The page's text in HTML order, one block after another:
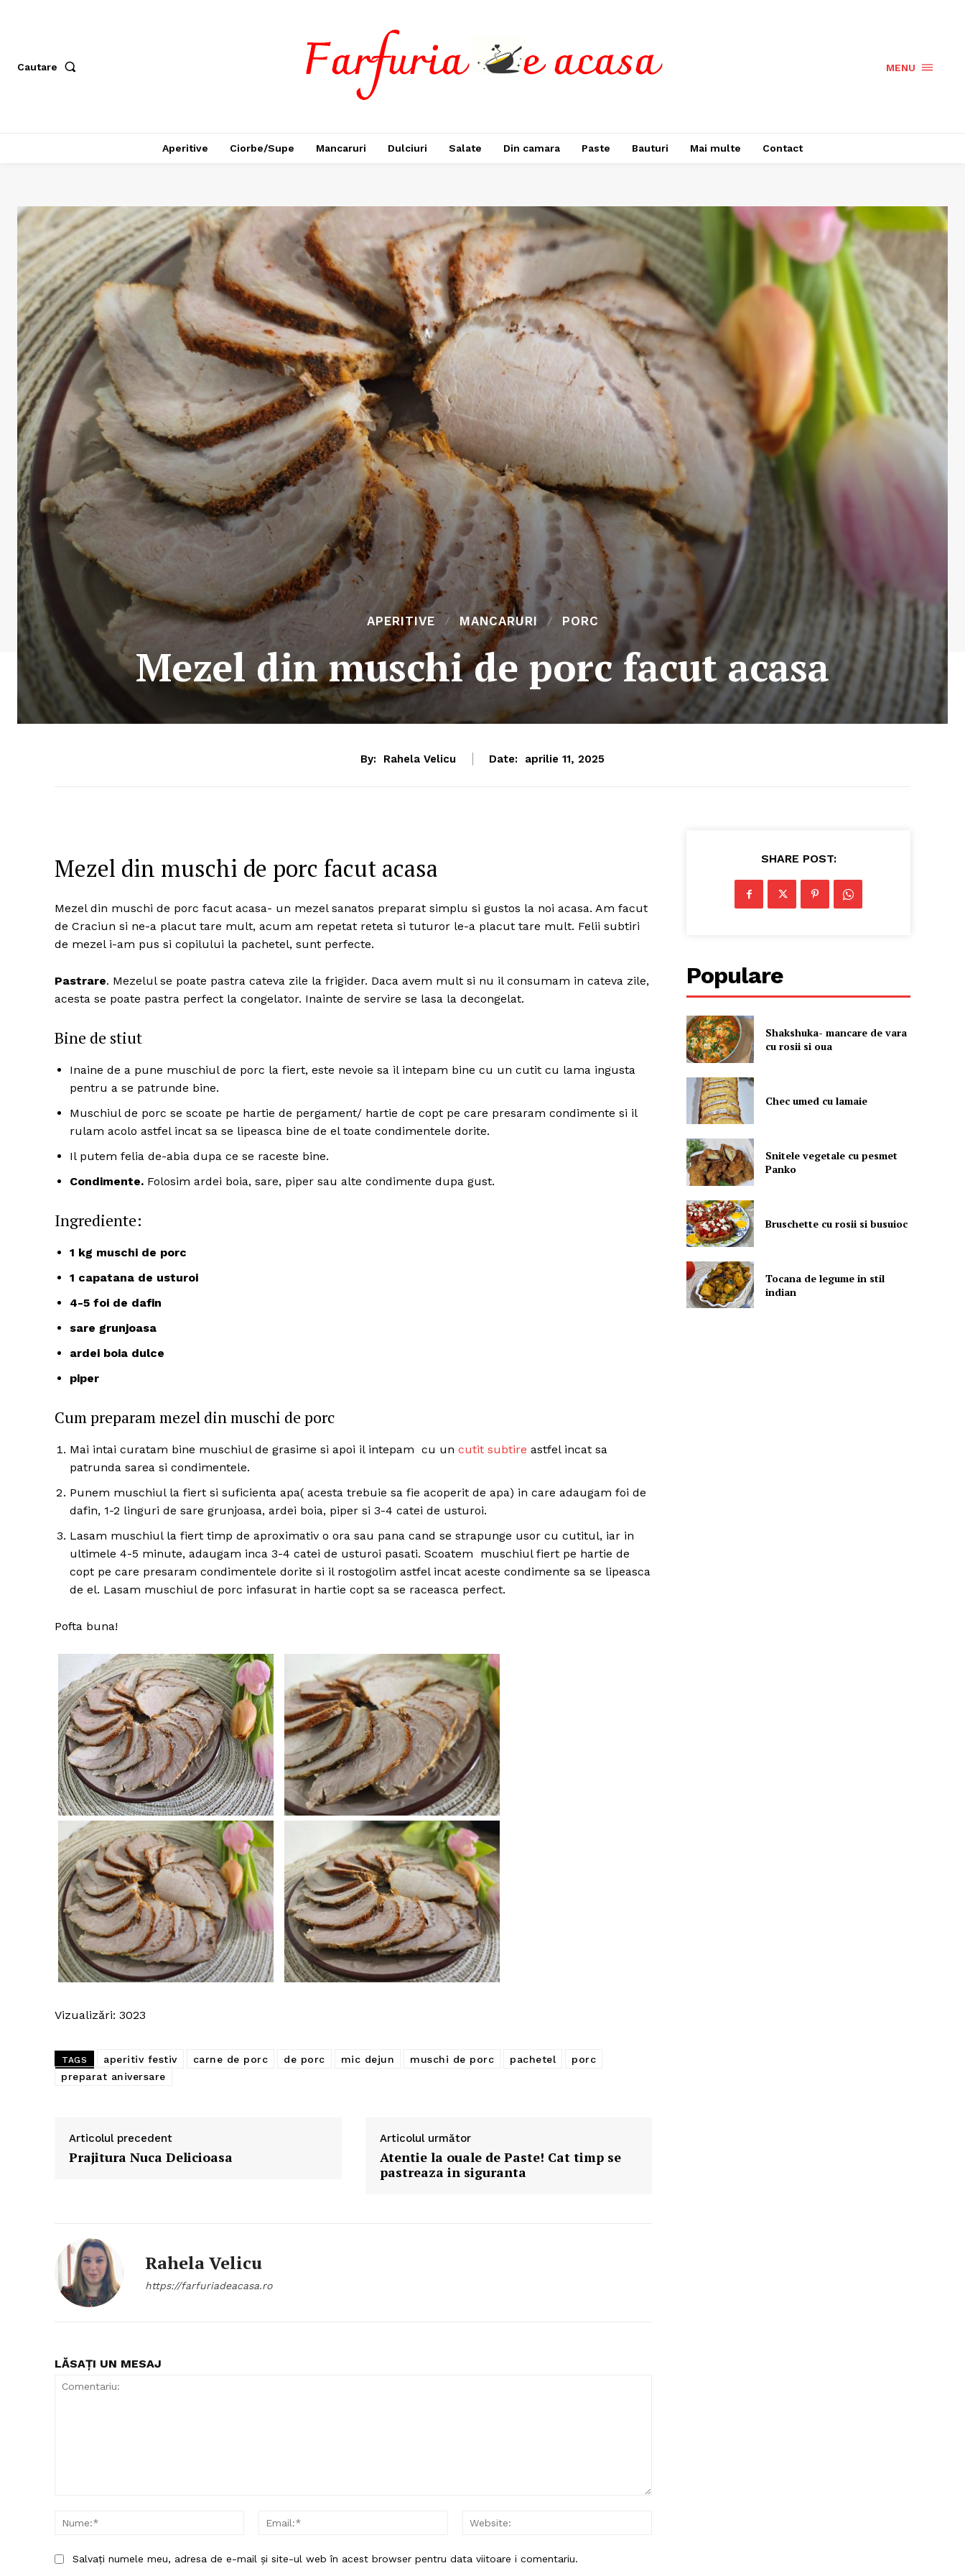
Politica de Confidențialitate
Contact
Despre mine
Cautare MENU
Aperitive Ciorbe/Supe Mancaruri Dulciuri Salate Din camara Paste Bauturi Mai multe Contact
APERITIVE MANCARURI PORC
Mezel din muschi de porc facut acasa
By: Rahela Velicu Date: aprilie 11, 2025
Mezel din muschi de porc facut acasa
Mezel din muschi de porc facut acasa- un mezel sanatos preparat simplu si gustos la noi acasa. Am facut
de Craciun si ne-a placut tare mult, acum am repetat reteta si tuturor le-a placut tare mult. Felii subtiri
de mezel i-am pus si copilului la pachetel, sunt perfecte.
Pastrare. Mezelul se poate pastra cateva zile la frigider. Daca avem mult si nu il consumam in cateva zile,
acesta se poate pastra perfect la congelator. Inainte de servire se lasa la decongelat.
Bine de stiut
Inaine de a pune muschiul de porc la fiert, este nevoie sa il intepam bine cu un cutit cu lama ingusta
pentru a se patrunde bine.
Muschiul de porc se scoate pe hartie de pergament/ hartie de copt pe care presaram condimente si il
rulam acolo astfel incat sa se lipeasca bine de el toate condimentele dorite.
Il putem felia de-abia dupa ce se raceste bine.
Condimente. Folosim ardei boia, sare, piper sau alte condimente dupa gust.
Ingrediente:
1 kg muschi de porc
1 capatana de usturoi
4-5 foi de dafin
sare grunjoasa
ardei boia dulce
piper
Cum preparam mezel din muschi de porc
Mai intai curatam bine muschiul de grasime si apoi il intepam cu un cutit subtire astfel incat sa
patrunda sarea si condimentele.
Punem muschiul la fiert si suficienta apa( acesta trebuie sa fie acoperit de apa) in care adaugam foi de
dafin, 1-2 linguri de sare grunjoasa, ardei boia, piper si 3-4 catei de usturoi.
Lasam muschiul la fiert timp de aproximativ o ora sau pana cand se strapunge usor cu cutitul, iar in
ultimele 4-5 minute, adaugam inca 3-4 catei de usturoi pasati. Scoatem muschiul fiert pe hartie de
copt pe care presaram condimentele dorite si il rostogolim astfel incat aceste condimente sa se lipeasca
de el. Lasam muschiul de porc infasurat in hartie copt sa se raceasca perfect.
Pofta buna!
Vizualizări: 3023
TAGS aperitiv festiv carne de porc de porc mic dejun muschi de porc pachetel
porc
preparat aniversare
Articolul precedent
Prajitura Nuca Delicioasa
Articolul următor
Atentie la ouale de Paste! Cat timp se
pastreaza in siguranta
Rahela Velicu
https://farfuriadeacasa.ro
LĂSAȚI UN MESAJ
Nume:*
Email:*
Salvați numele meu, adresa de e-mail și site-ul web în acest browser pentru data viitoare i comentariu.
SHARE POST:
Populare
Shakshuka- mancare de vara
cu rosii si oua
Chec umed cu lamaie
Snitele vegetale cu pesmet
Panko
Bruschette cu rosii si busuioc
Tocana de legume in stil
indian